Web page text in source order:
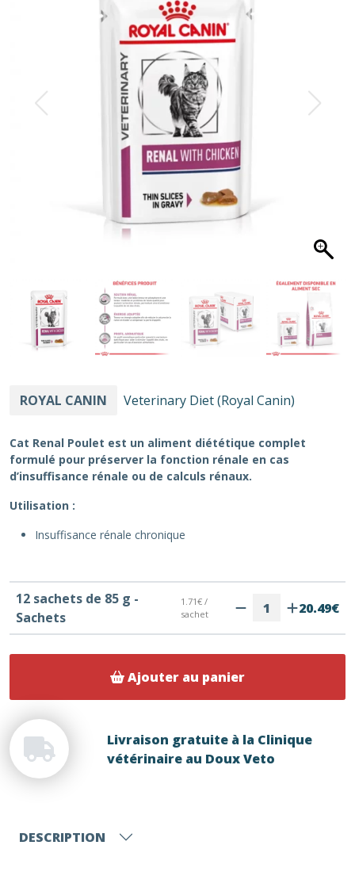
ROYAL CANIN Veterinary Diet (Royal Canin)
Cat Renal Poulet est un aliment diététique complet
formulé pour préserver la fonction rénale en cas
d’insuffisance rénale ou de calculs rénaux.
Utilisation :
Insuffisance rénale chronique
12 sachets de 85 g -
Sachets
1.71€ /
sachet
20.49€
Ajouter au panier
Livraison gratuite à la Clinique
vétérinaire au Doux Veto
DESCRIPTION